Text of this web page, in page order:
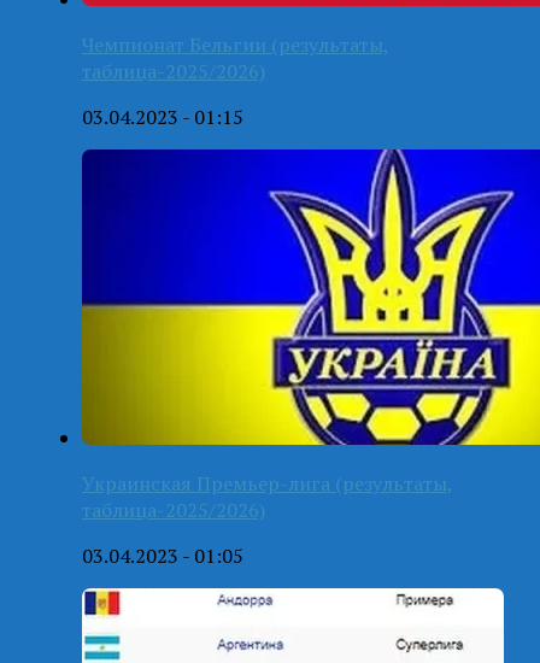
Чемпионат Бельгии (результаты,
таблица-2025/2026)
03.04.2023 - 01:15
Украинская Премьер-лига (результаты,
таблица-2025/2026)
03.04.2023 - 01:05